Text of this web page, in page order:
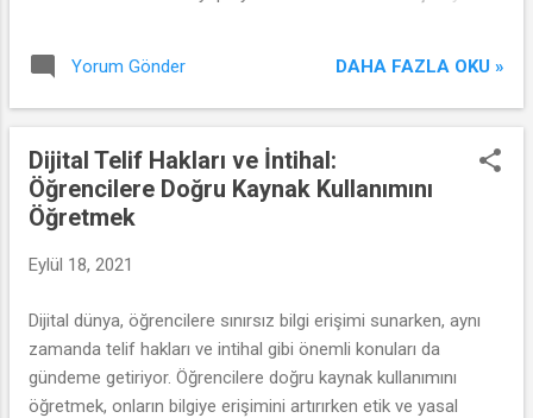
Yorum Gönder DAHA FAZLA OKU »
Dijital Telif Hakları ve İntihal:
Öğrencilere Doğru Kaynak Kullanımını
Öğretmek
Eylül 18, 2021
Dijital dünya, öğrencilere sınırsız bilgi erişimi sunarken, aynı
zamanda telif hakları ve intihal gibi önemli konuları da
gündeme getiriyor. Öğrencilere doğru kaynak kullanımını
öğretmek, onların bilgiye erişimini artırırken etik ve yasal